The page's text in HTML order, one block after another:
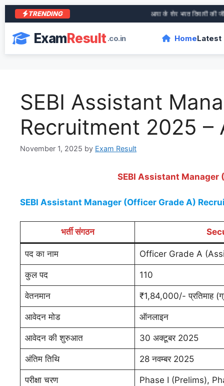
TRENDING आरा के शेर भरत तिवारी की
ExamResult.co.in HomeLatest
SEBI Assistant
Recruitment 2025 –
November 1, 2025 by Exam Result
SEBI Assistant
SEBI Assistant Manager (Officer Grade A)
भर्ती संगठन
पद का नाम Officer Grade A
कुल पद 110
वेतनमान ₹1,84,000/- प्रतिमाह
आवेदन मोड ऑनलाइन
आवेदन की शुरुआत 30 अक्टूबर 2025
अंतिम तिथि 28 नवम्बर 2025
परीक्षा चरण Phase I (Prelims),